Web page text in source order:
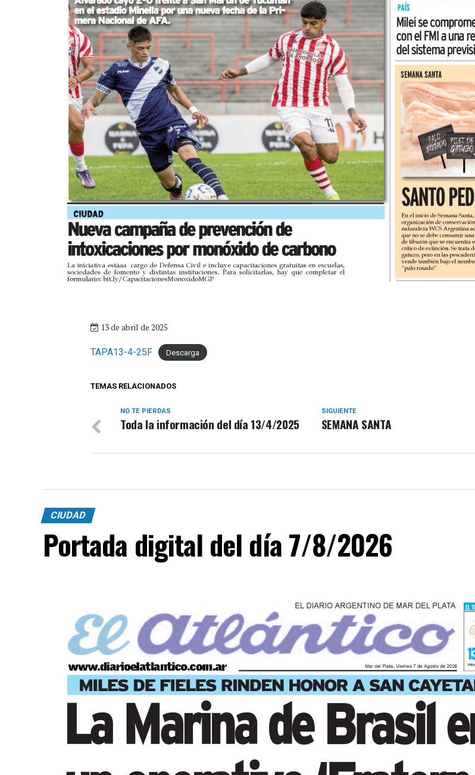
13 de abril de 2025
TAPA13-4-25F Descarga
TEMAS RELACIONADOS
SIGUIENTE
SEMANA SANTA
NO TE PIERDAS
Toda la información del día 13/4/2025
CIUDAD
Portada digital del día 7/8/2026